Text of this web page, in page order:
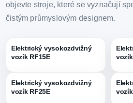
objevte stroje, které se vyznačují
čistým průmyslovým designem.
Elektrický vysokozdvižný
vozík RF15E
Elektrický vysokozdvižný
vozík RF25E